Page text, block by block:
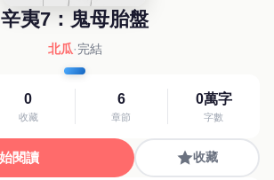
辛夷7：鬼母胎盤
北瓜·完結
0
收藏
6
章節
0萬字
字數
閱讀 收藏